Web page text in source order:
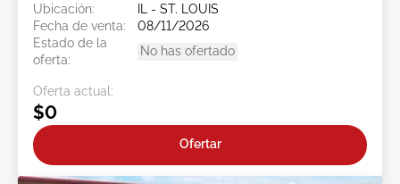
Ubicación:
IL - ST. LOUIS
Fecha de venta:
08/11/2026
Estado de la
oferta:
No has ofertado
Oferta actual:
$0
Ofertar